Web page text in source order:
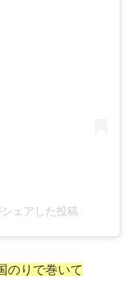
ェアした投稿
のりで巻いて